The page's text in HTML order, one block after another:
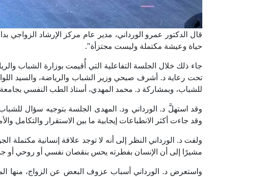
قال الدكتور عمرو الورداني، مدير عام مركز الإرشاد الزواجي
حياة وعيشة مكتملة وليست مجتزأة".
جاء ذلك خلال الجلسة التفاعلية التي أُقيمت بوزارة الشباب
تحت رعاية د. أشرف صبحي وزير الشباب والرياضة، والسيد
للشباب، وبمشاركة د. محمد المهدي، أستاذ الطب النفسي بجامعة
وقد استهلَّ د. الورداني ود. المهدى الجلسة بتوجيه سؤال
وقد جاءت أكثر الانطباعات إيجابية ما بين الاستقرار والتكامل
ولفت د. الورداني النظر إلى أنه لا توجد علاقة إنسانية مكتملة
مشيرًا إلى أن الإنسان بفطرته يحس بنقصان نفسي أو روحي
واستعرض د. الورداني أسباب عزوف البعض عن الزواج، منها